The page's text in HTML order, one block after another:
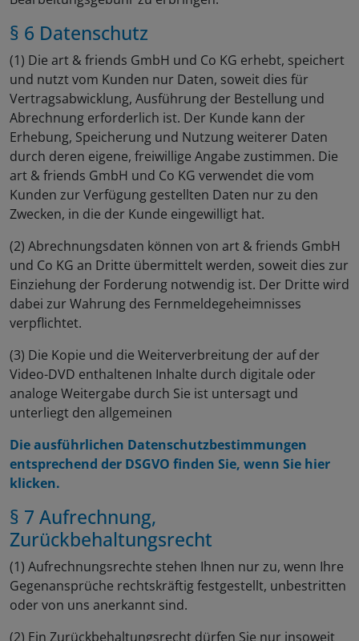
§ 6 Datenschutz
(1) Die art & friends GmbH und Co KG erhebt, speichert
und nutzt vom Kunden nur Daten, soweit dies für
Vertragsabwicklung, Ausführung der Bestellung und
Abrechnung erforderlich ist. Der Kunde kann der
Erhebung, Speicherung und Nutzung weiterer Daten
durch deren eigene, freiwillige Angabe zustimmen. Die
art & friends GmbH und Co KG verwendet die vom
Kunden zur Verfügung gestellten Daten nur zu den
Zwecken, in die der Kunde eingewilligt hat.
(2) Abrechnungsdaten können von art & friends GmbH
und Co KG an Dritte übermittelt werden, soweit dies zur
Einziehung der Forderung notwendig ist. Der Dritte wird
dabei zur Wahrung des Fernmeldegeheimnisses
verpflichtet.
(3) Die Kopie und die Weiterverbreitung der auf der
Video-DVD enthaltenen Inhalte durch digitale oder
analoge Weitergabe durch Sie ist untersagt und
unterliegt den allgemeinen
Die ausführlichen Datenschutzbestimmungen
entsprechend der DSGVO finden Sie, wenn Sie hier
klicken.
§ 7 Aufrechnung,
Zurückbehaltungsrecht
(1) Aufrechnungsrechte stehen Ihnen nur zu, wenn Ihre
Gegenansprüche rechtskräftig festgestellt, unbestritten
oder von uns anerkannt sind.
(2) Ein Zurückbehaltungsrecht dürfen Sie nur insoweit